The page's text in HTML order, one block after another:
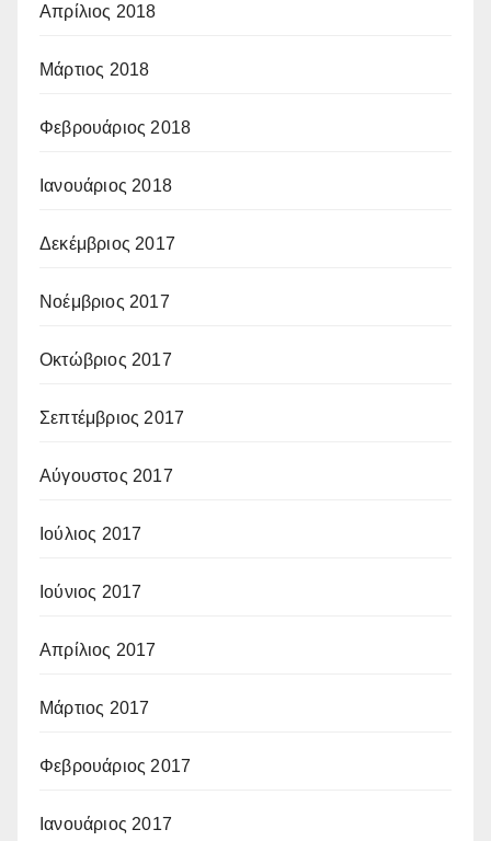
Απρίλιος 2018
Μάρτιος 2018
Φεβρουάριος 2018
Ιανουάριος 2018
Δεκέμβριος 2017
Νοέμβριος 2017
Οκτώβριος 2017
Σεπτέμβριος 2017
Αύγουστος 2017
Ιούλιος 2017
Ιούνιος 2017
Απρίλιος 2017
Μάρτιος 2017
Φεβρουάριος 2017
Ιανουάριος 2017